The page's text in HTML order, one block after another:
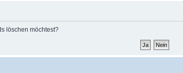
löschen möchtest?